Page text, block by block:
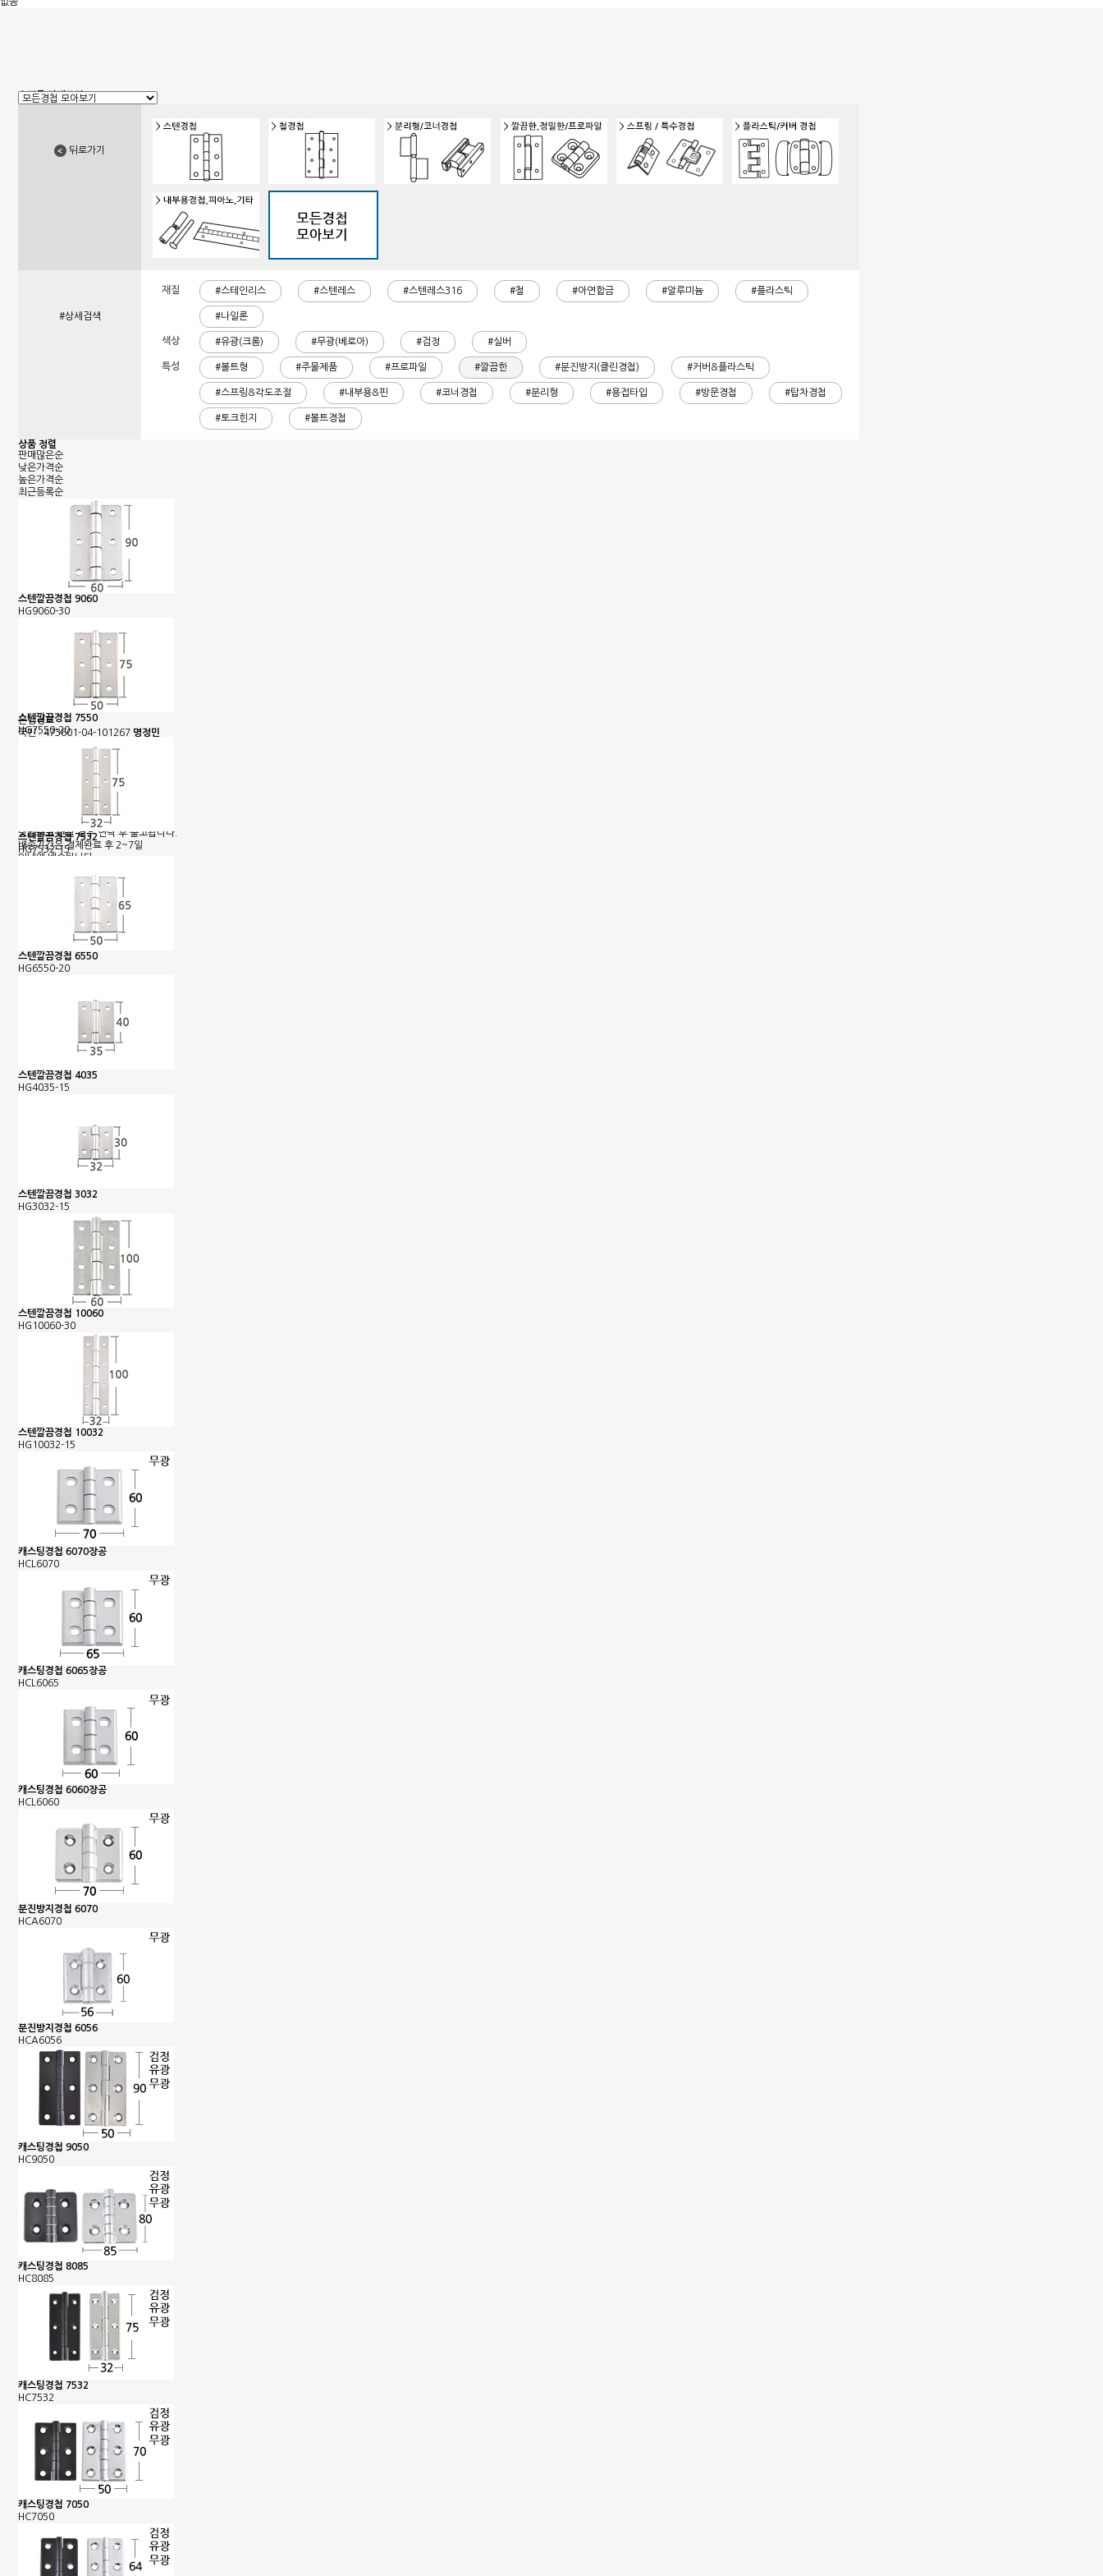
쇼핑몰 카테고리
1. 신상품
4. 밀폐손잡이(냉장고)
5. 원형핸들, 노브, 손잡이볼트
18. 환기창, 우편함
은행정보
국민 : 473601-04-101267 명정민
농협 : 1185-12-042360
[대한통운] 평일 : 09:00 ~ 16:00
4시이전 당일 출고됩니다.
당일출고 안될 경우 연락 후 출고됩니다.
배송기간은 결제완료 후 2~7일
이내에 배송됩니다.
뒤로가기
#상세검색
재질 #스테인리스 #스텐레스 #스텐레스316 #철 #아연합금 #알루미늄 #플라스틱
#나일론
색상 #유광(크롬) #무광(베로아) #검정 #실버
특성 #볼트형 #주물제품 #프로파일 #깔끔한 #분진방지(클린경첩) #커버&플라스틱
#스프링&각도조절 #내부용&핀 #코너경첩 #분리형 #용접타입 #방문경첩 #탑차경첩
#토크힌지 #볼트경첩
상품 정렬
판매많은순
낮은가격순
높은가격순
최근등록순
스텐깔끔경첩 9060
HG9060-30
스텐깔끔경첩 7550
HG7550-20
스텐깔끔경첩 7532
HG7532-15
스텐깔끔경첩 6550
HG6550-20
스텐깔끔경첩 4035
HG4035-15
스텐깔끔경첩 3032
HG3032-15
스텐깔끔경첩 10060
HG10060-30
스텐깔끔경첩 10032
HG10032-15
캐스팅경첩 6070장공
HCL6070
캐스팅경첩 6065장공
HCL6065
캐스팅경첩 6060장공
HCL6060
분진방지경첩 6070
HCA6070
분진방지경첩 6056
HCA6056
캐스팅경첩 9050
HC9050
캐스팅경첩 8085
HC8085
캐스팅경첩 7532
HC7532
캐스팅경첩 7050
HC7050